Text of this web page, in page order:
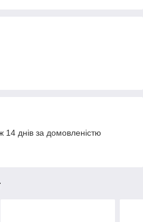
днів за домовленістю